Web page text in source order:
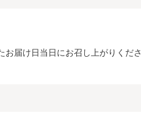
届け日当日にお召し上がりくださ